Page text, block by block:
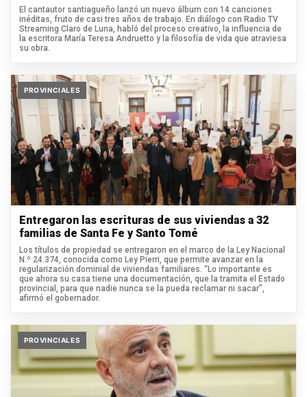
El cantautor santiagueño lanzó un nuevo álbum con 14 canciones
inéditas, fruto de casi tres años de trabajo. En diálogo con Radio TV
Streaming Claro de Luna, habló del proceso creativo, la influencia de
la escritora María Teresa Andruetto y la filosofía de vida que atraviesa
su obra.
PROVINCIALES
Entregaron las escrituras de sus viviendas a 32
familias de Santa Fe y Santo Tomé
Los títulos de propiedad se entregaron en el marco de la Ley Nacional
N.º 24.374, conocida como Ley Pierri, que permite avanzar en la
regularización dominial de viviendas familiares. “Lo importante es
que ahora su casa tiene una documentación, que la tramita el Estado
provincial, para que nadie nunca se la pueda reclamar ni sacar”,
afirmó el gobernador.
PROVINCIALES